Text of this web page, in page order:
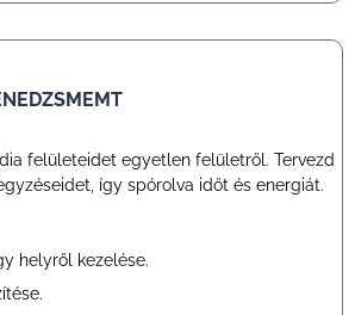
felületeidet egyetlen felületről. Tervezd
így spórolva időt és energiát.
helyről kezelése.